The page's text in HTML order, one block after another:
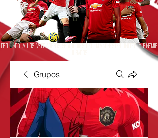
Dedicado a los verdaderos seguidores del Manchester United y
Grupos